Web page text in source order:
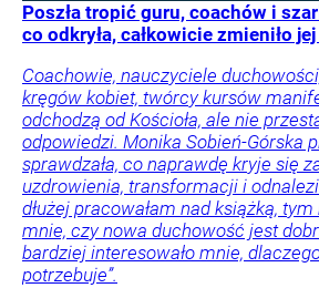
Poszła tropić guru, coachów i
co odkryła, całkowicie zmieniło
Coachowie, nauczyciele
kręgów kobiet, twórcy kursów
odchodzą od Kościoła, ale nie
odpowiedzi. Monika Sobień-Górska
sprawdzała, co naprawdę kryje się
uzdrowienia, transformacji i
dłużej pracowałam nad książką,
mnie, czy nowa duchowość jest
bardziej interesowało mnie,
potrzebuje”.